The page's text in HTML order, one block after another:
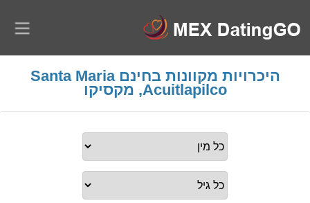
היכרויות מקוונות בחינם Santa Maria
Acuitlapilco, מקסיקו